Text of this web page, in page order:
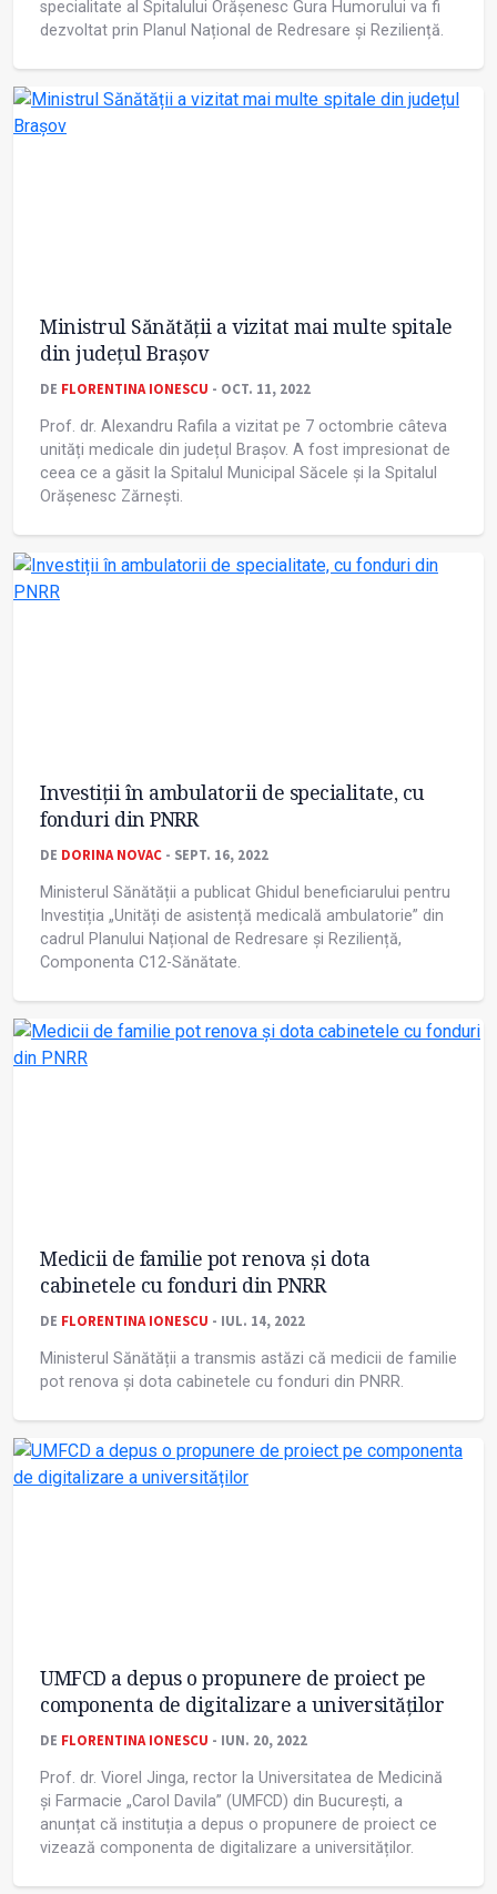
specialitate al Spitalului Orășenesc Gura Humorului va fi
dezvoltat prin Planul Național de Redresare și Reziliență.
Ministrul Sănătății a vizitat mai multe spitale
din județul Brașov
DE FLORENTINA IONESCU - OCT. 11, 2022
Prof. dr. Alexandru Rafila a vizitat pe 7 octombrie câteva
unități medicale din județul Brașov. A fost impresionat de
ceea ce a găsit la Spitalul Municipal Săcele și la Spitalul
Orășenesc Zărnești.
Investiții în ambulatorii de specialitate, cu
fonduri din PNRR
DE DORINA NOVAC - SEPT. 16, 2022
Ministerul Sănătății a publicat Ghidul beneficiarului pentru
Investiția „Unități de asistență medicală ambulatorie” din
cadrul Planului Național de Redresare și Reziliență,
Componenta C12-Sănătate.
Medicii de familie pot renova și dota
cabinetele cu fonduri din PNRR
DE FLORENTINA IONESCU - IUL. 14, 2022
Ministerul Sănătății a transmis astăzi că medicii de familie
pot renova și dota cabinetele cu fonduri din PNRR.
UMFCD a depus o propunere de proiect pe
componenta de digitalizare a universităților
DE FLORENTINA IONESCU - IUN. 20, 2022
Prof. dr. Viorel Jinga, rector la Universitatea de Medicină
și Farmacie „Carol Davila” (UMFCD) din București, a
anunțat că instituția a depus o propunere de proiect ce
vizează componenta de digitalizare a universităților.